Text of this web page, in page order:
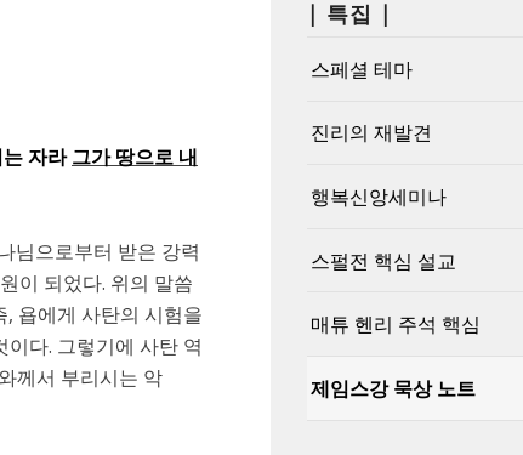
자라그가 땅으로 내
님으로부터 받은 강력
이 되었다. 위의 말씀
욥에게 사탄의 시험을
다. 그렇기에 사탄 역
께서 부리시는 악
| 특집 |
스페셜 테마
진리의 재발견
행복신앙세미나
스펄전 핵심 설교
매튜 헨리 주석 핵심
제임스강 묵상 노트